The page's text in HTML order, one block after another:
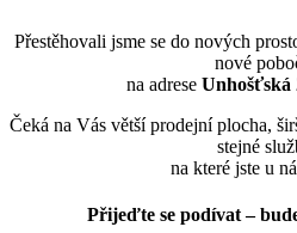
Přestěhovali jsme se do nových
nové
na adrese Unhošťská
Čeká na Vás větší prodejní plocha,
stejné
na které jste u
Přijeďte se podívat –